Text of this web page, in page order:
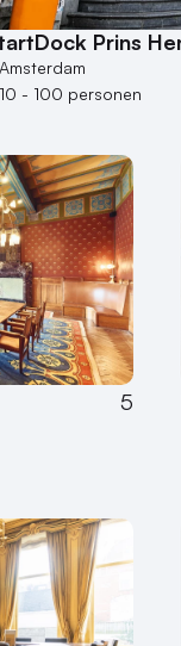
Prins
Amsterdam
10 - 100 personen
5